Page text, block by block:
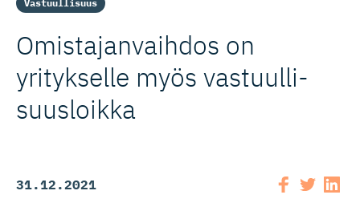
Vastuullisuus
Omistajan­vaihdos on
yritykselle myös vastuulli­
suusloikka
31.12.2021